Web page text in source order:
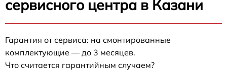
сервисного центра в Казани
Гарантия от сервиса: на смонтированные
комплектующие — до 3 месяцев.
Что считается гарантийным случаем?